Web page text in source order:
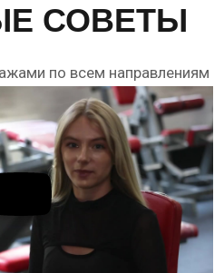
СОВЕТЫ
по всем направлениям